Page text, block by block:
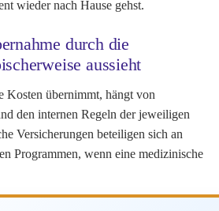
wieder nach Hause gehst.
durch die
aussieht
Kosten übernimmt, hängt von
den internen Regeln der jeweiligen
Versicherungen beteiligen sich an
Programmen, wenn eine medizinische